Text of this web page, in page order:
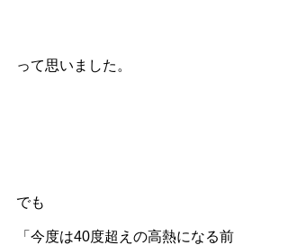
って思いました。
でも
「今度は40度超えの高熱になる前